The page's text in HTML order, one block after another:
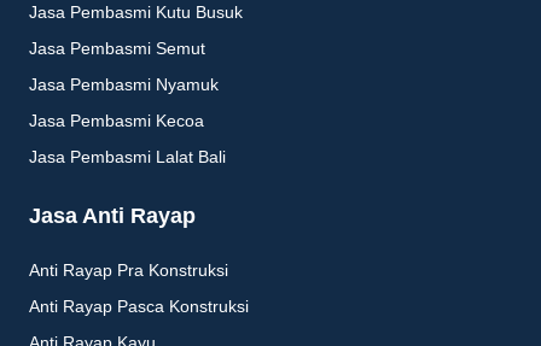
Jasa Pembasmi Kutu Busuk
Jasa Pembasmi Semut
Jasa Pembasmi Nyamuk
Jasa Pembasmi Kecoa
Jasa Pembasmi Lalat Bali
Jasa Anti Rayap
Anti Rayap Pra Konstruksi
Anti Rayap Pasca Konstruksi